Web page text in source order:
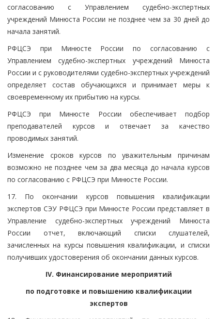
согласованию с Управлением судебно-экспертных
учреждений Минюста России не позднее чем за 30 дней до
начала занятий.
РФЦСЭ при Минюсте России по согласованию с
Управлением судебно-экспертных учреждений Минюста
России и с руководителями судебно-экспертных учреждений
определяет состав обучающихся и принимает меры к
своевременному их прибытию на курсы.
РФЦСЭ при Минюсте России обеспечивает подбор
преподавателей курсов и отвечает за качество
проводимых занятий.
Изменение сроков курсов по уважительным причинам
возможно не позднее чем за два месяца до начала курсов
по согласованию с РФЦСЭ при Минюсте России.
17. По окончании курсов повышения квалификации
экспертов СЭУ РФЦСЭ при Минюсте России представляет в
Управление судебно-экспертных учреждений Минюста
России отчет, включающий списки слушателей,
зачисленных на курсы повышения квалификации, и списки
получивших удостоверения об окончании данных курсов.
IV. Финансирование мероприятий
по подготовке и повышению квалификации
экспертов